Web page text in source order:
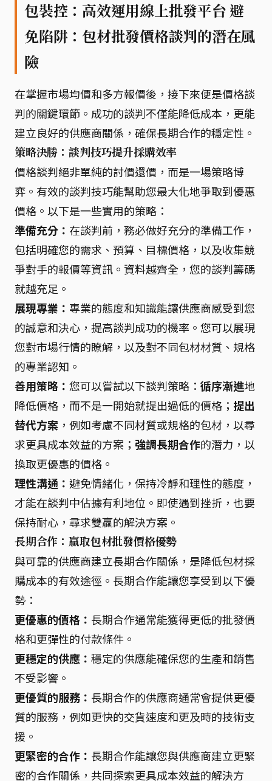
包裝控：高效運用線上批發平台 避
免陷阱：包材批發價格談判的潛在風
險
在掌握市場均價和多方報價後，接下來便是價格談
判的關鍵環節。成功的談判不僅能降低成本，更能
建立良好的供應商關係，確保長期合作的穩定性。
策略決勝：談判技巧提升採購效率
價格談判絕非單純的討價還價，而是一場策略博
弈。有效的談判技巧能幫助您最大化地爭取到優惠
價格。以下是一些實用的策略：
準備充分： 在談判前，務必做好充分的準備工作，
包括明確您的需求、預算、目標價格，以及收集競
爭對手的報價等資訊。資料越齊全，您的談判籌碼
就越充足。
展現專業： 專業的態度和知識能讓供應商感受到您
的誠意和決心，提高談判成功的機率。您可以展現
您對市場行情的瞭解，以及對不同包材材質、規格
的專業認知。
善用策略： 您可以嘗試以下談判策略： 循序漸進地
降低價格，而不是一開始就提出過低的價格； 提出
替代方案 ，例如考慮不同材質或規格的包材，以尋
求更具成本效益的方案； 強調長期合作的潛力，以
換取更優惠的價格。
理性溝通： 避免情緒化，保持冷靜和理性的態度，
才能在談判中佔據有利地位。即使遇到挫折，也要
保持耐心，尋求雙贏的解決方案。
長期合作：贏取包材批發價格優勢
與可靠的供應商建立長期合作關係，是降低包材採
購成本的有效途徑。長期合作能讓您享受到以下優
勢：
更優惠的價格： 長期合作通常能獲得更低的批發價
格和更彈性的付款條件。
更穩定的供應： 穩定的供應能確保您的生產和銷售
不受影響。
更優質的服務： 長期合作的供應商通常會提供更優
質的服務，例如更快的交貨速度和更及時的技術支
援。
更緊密的合作： 長期合作能讓您與供應商建立更緊
密的合作關係，共同探索更具成本效益的解決方